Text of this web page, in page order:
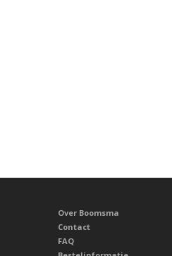
Over Boomsma
Contact
FAQ